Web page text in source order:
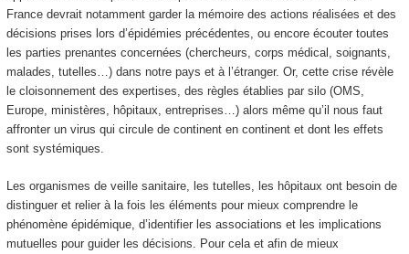
France devrait notamment garder la mémoire des actions réalisées et des
décisions prises lors d’épidémies précédentes, ou encore écouter toutes
les parties prenantes concernées (chercheurs, corps médical, soignants,
malades, tutelles…) dans notre pays et à l’étranger. Or, cette crise révèle
le cloisonnement des expertises, des règles établies par silo (OMS,
Europe, ministères, hôpitaux, entreprises…) alors même qu’il nous faut
affronter un virus qui circule de continent en continent et dont les effets
sont systémiques.
Les organismes de veille sanitaire, les tutelles, les hôpitaux ont besoin de
distinguer et relier à la fois les éléments pour mieux comprendre le
phénomène épidémique, d’identifier les associations et les implications
mutuelles pour guider les décisions. Pour cela et afin de mieux